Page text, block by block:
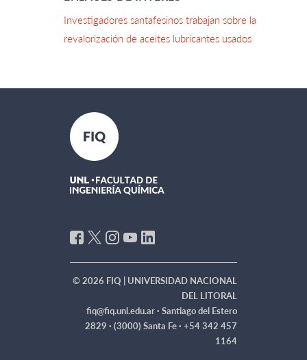
Investigadores santafesinos trabajan sobre la
revalorización de aceites lubricantes usados
© 2026 FIQ | UNIVERSIDAD NACIONAL
DEL LITORAL
fiq@fiq.unl.edu.ar ·Santiago del Estero
2829 · (3000) Santa Fe · +54 342 457
1164